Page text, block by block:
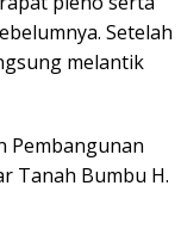
Setelah
melantik
Pembangunan
Tanah Bumbu H.